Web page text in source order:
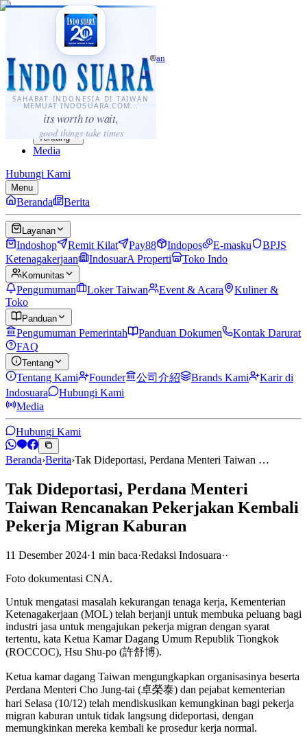
SAHABAT INDONESIA DI TAIWAN
MEMUAT INDOSUARA.COM...
its worth to wait,
good things take times
·...
⌘K
Sahabat Indonesia di Taiwan
Berita
Layanan
Komunitas
Panduan
Tentang
Media
Hubungi Kami
Menu
Beranda Berita
Layanan
Indoshop Remit Kilat Pay88 Indopos E-masku
BPJS
Ketenagakerjaan
IndosuarA Properti Toko Indo
Komunitas
Pengumuman Loker Taiwan Event & Acara
Kuliner &
Toko
Panduan
Pengumuman Pemerintah Panduan Dokumen
Kontak Darurat
FAQ
Tentang
Tentang Kami Founder 公司介紹 Brands Kami
Karir di
Indosuara
Hubungi Kami
Media
Hubungi Kami
Beranda›Berita›Tak Dideportasi, Perdana Menteri Taiwan …
Tak Dideportasi, Perdana Menteri
Taiwan Rencanakan Pekerjakan Kembali
Pekerja Migran Kaburan
11 Desember 2024·1 min baca·Redaksi Indosuara··
Foto dokumentasi CNA.
Untuk mengatasi masalah kekurangan tenaga kerja, Kementerian
Ketenagakerjaan (MOL) telah berjanji untuk membuka peluang bagi
industri jasa untuk mengajukan pekerja migran dengan syarat
tertentu, kata Ketua Kamar Dagang Umum Republik Tiongkok
(ROCCOC), Hsu Shu-po (許舒博).
Ketua kamar dagang Taiwan mengungkapkan organisasinya beserta
Perdana Menteri Cho Jung-tai (卓榮泰) dan pejabat kementerian
hari Selasa (10/12) telah mendiskusikan kemungkinan bagi pekerja
migran kaburan untuk tidak langsung dideportasi, dengan
memungkinkan mereka kembali ke prosedur kerja normal.